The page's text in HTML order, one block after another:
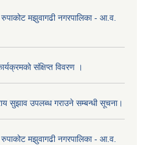
रुपाकोट मझुवागढी नगरपालिका - आ.व.
संक्षिप्त विवरण ।
सुझाव उपलब्ध गराउने सम्बन्धी सूचना।
रुपाकोट मझुवागढी नगरपालिका - आ.व.